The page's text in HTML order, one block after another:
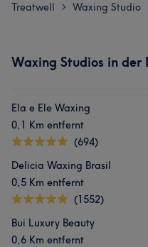
Treatwell > Waxing Studio
Waxing Studios in der
Ela e Ele Waxing
0,1 Km entfernt
(694)
Delicia Waxing Brasil
0,5 Km entfernt
(1552)
Bui Luxury Beauty
0,6 Km entfernt